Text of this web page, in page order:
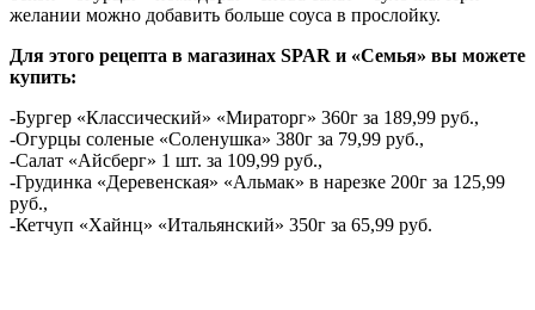
желании можно добавить больше соуса в прослойку.
Для этого рецепта в магазинах SPAR и «Семья» вы можете
купить:
-Бургер «Классический» «Мираторг» 360г за 189,99 руб.,
-Огурцы соленые «Соленушка» 380г за 79,99 руб.,
-Салат «Айсберг» 1 шт. за 109,99 руб.,
-Грудинка «Деревенская» «Альмак» в нарезке 200г за 125,99
руб.,
-Кетчуп «Хайнц» «Итальянский» 350г за 65,99 руб.